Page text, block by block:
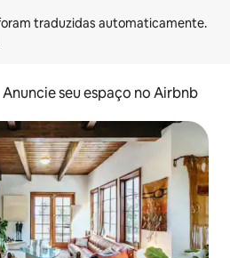
Anuncie seu espaço no Airbnb